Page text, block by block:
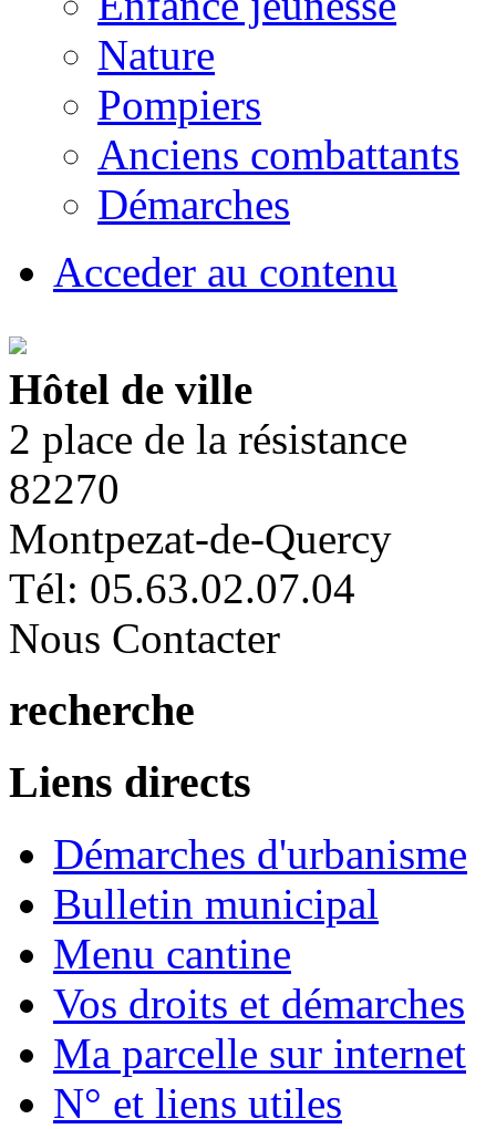
Nature
Pompiers
Anciens combattants
Démarches
Acceder au contenu
Hôtel de ville
2 place de la résistance
82270
Montpezat-de-Quercy
Tél: 05.63.02.07.04
Nous Contacter
recherche
Liens directs
Démarches d'urbanisme
Bulletin municipal
Menu cantine
Vos droits et démarches
Ma parcelle sur internet
N° et liens utiles